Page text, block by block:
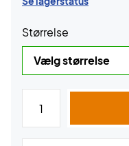
Størrelse